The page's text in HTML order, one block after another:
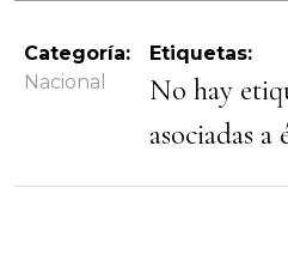
Categoría:
Nacional
Etiquetas:
No hay
asociadas